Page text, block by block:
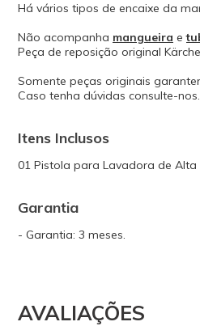
Há vários tipos de encaixe da
Não acompanha mangueira e
Peça de reposição original
Somente peças originais
Caso tenha dúvidas consulte-nos.
Itens Inclusos
01 Pistola para Lavadora de Alta
Garantia
- Garantia: 3 meses.
AVALIAÇÕES